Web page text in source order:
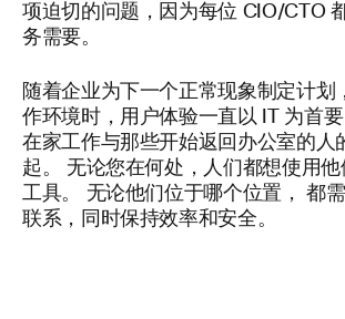
项迫切的问题，因为每位 CIO/CTO
务需要。
随着企业为下一个正常现象制定计划
作环境时，用户体验一直以 IT 为首
在家工作与那些开始返回办公室的人
起。 无论您在何处，人们都想使用
工具。 无论他们位于哪个位置，都
联系，同时保持效率和安全。